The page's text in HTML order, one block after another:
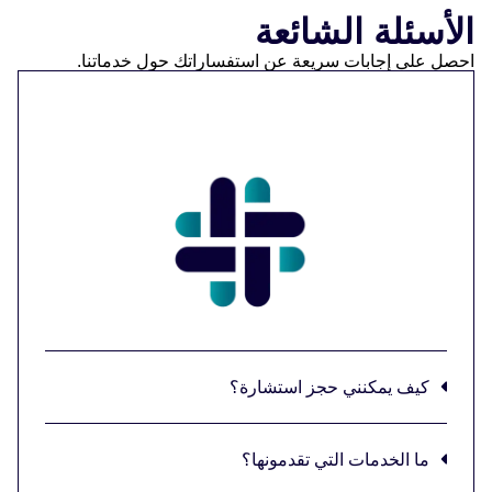
الأسئلة الشائعة
احصل على إجابات سريعة عن استفساراتك حول خدماتنا.
كيف يمكنني حجز استشارة؟
ما الخدمات التي تقدمونها؟